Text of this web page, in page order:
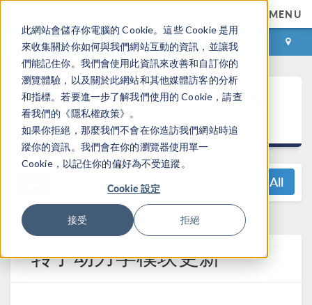
此網站會儲存你電腦的 Cookie。這些 Cookie 是用
來收集關於你如何與我們網站互動的資訊，並讓我
們能記住你。我們會使用此資訊來改善和自訂你的
瀏覽體驗，以及關於此網站和其他媒體訪客的分析
和指標。若要進一步了解我們使用的 Cookie，請查
看我們的《隱私權政策》。
如果你拒絕，那麼我們不會在你造訪我們網站時追
蹤你的資訊。我們會在你的瀏覽器使用單一
Cookie，以記住你的偏好為不受追蹤。
Cookie 設定
接受 拒絕
MENU
登录 咨询与购买
COMSOL Multiphysics® 6.0 发
布亮点
View All
转子动力学模块更新